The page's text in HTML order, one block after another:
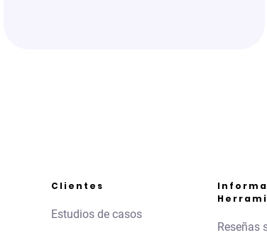
Clientes
Estudios de casos
Reseñas